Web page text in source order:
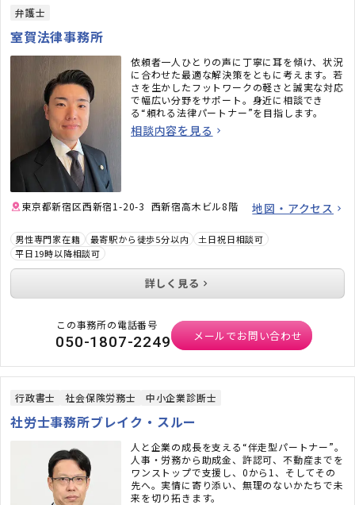
弁護士
室賀法律事務所
依頼者一人ひとりの声に丁寧に耳を傾け、状況
に合わせた最適な解決策をともに考えます。若
さを生かしたフットワークの軽さと誠実な対応
で幅広い分野をサポート。身近に相談でき
る“頼れる法律パートナー”を目指します。
相談内容を見る
東京都新宿区西新宿1-20-3 西新宿高木ビル8階 地図・アクセス
男性専門家在籍 最寄駅から徒歩5分以内
土日祝日相談可
平日19時以降相談可
詳しく見る
この事務所の電話番号
050-1807-2249 メールでお問い合わせ
行政書士 社会保険労務士 中小企業診断士
社労士事務所ブレイク・スルー
人と企業の成長を支える“伴走型パートナー”。
人事・労務から助成金、許認可、不動産までを
ワンストップで支援し、0から1、そしてその
先へ。実情に寄り添い、無理のないかたちで未
来を切り拓きます。